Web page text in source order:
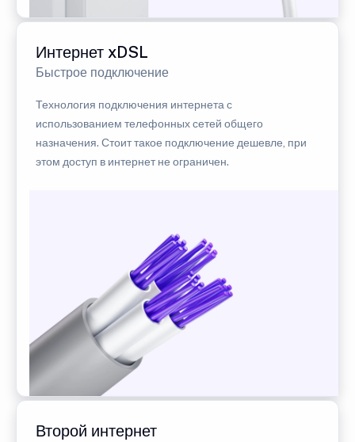
Интернет xDSL
Быстрое подключение
Технология подключения интернета с
использованием телефонных сетей общего
назначения. Стоит такое подключение дешевле, при
этом доступ в интернет не ограничен.
Второй интернет